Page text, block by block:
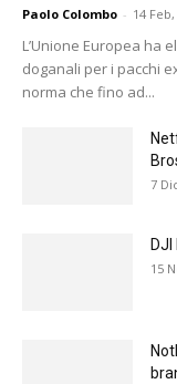
Paolo Colombo - 14
L’Unione Europea ha
doganali per i pacchi
norma che fino ad...
7
15